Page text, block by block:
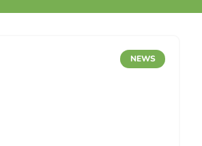
NEWS